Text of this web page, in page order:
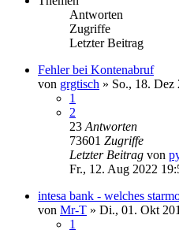
Antworten
Zugriffe
Letzter Beitrag
Fehler bei Kontenabruf
von grgtisch » So., 18. Dez
1
2
23 Antworten
73601 Zugriffe
Letzter Beitrag von
Fr., 12. Aug 2022
intesa bank - welches
von Mr-T » Di., 01. Okt
1